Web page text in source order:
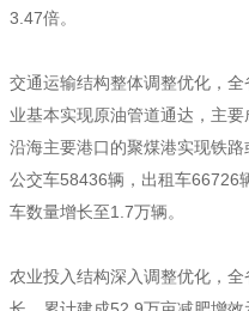
3.47倍。
交通运输结构整体调整优化，
业基本实现原油管道通达，主
沿海主要港口的聚煤港实现铁
公交车58436辆，出租车66726
车数量增长至1.7万辆。
农业投入结构深入调整优化，